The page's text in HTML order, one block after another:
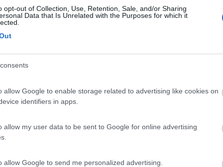
opt-out of Collection, Use, Retention, Sale, and/or Sharing
Data that Is Unrelated with the Purposes for which it
allow Google to enable storage related to advertising like cookies on
identifiers in apps.
allow my user data to be sent to Google for online advertising
allow Google to send me personalized advertising.
5,2
Posizione
(TO) - 10.4km
d'Italia 17 - Loc. Lago Losetta
6,1
Posizione